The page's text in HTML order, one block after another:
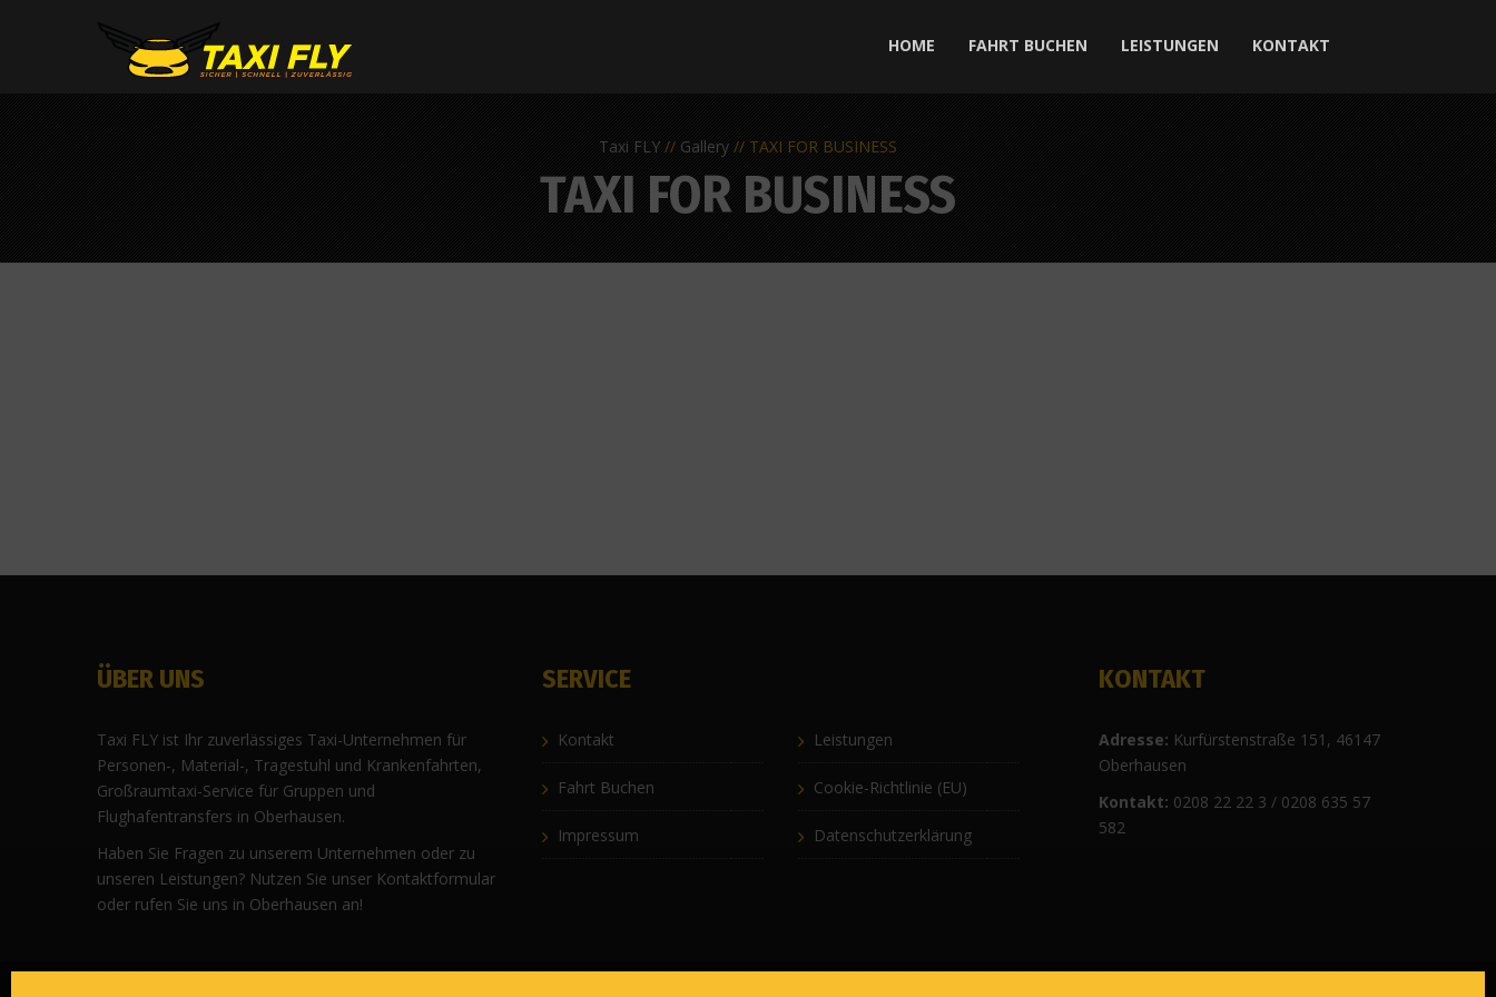
HOME FAHRT BUCHEN LEISTUNGEN KONTAKT
Taxi FLY Gallery TAXI FOR BUSINESS
TAXI FOR BUSINESS
ÜBER UNS
Taxi FLY ist Ihr zuverlässiges Taxi-Unternehmen für
Personen-, Material-, Tragestuhl und Krankenfahrten,
Großraumtaxi-Service für Gruppen und
Flughafentransfers in Oberhausen.
Haben Sie Fragen zu unserem Unternehmen oder zu
unseren Leistungen? Nutzen Sie unser Kontaktformular
oder rufen Sie uns in Oberhausen an!
SERVICE
Kontakt Leistungen
Fahrt Buchen Cookie-Richtlinie (EU)
Impressum Datenschutzerklärung
KONTAKT
Adresse: Kurfürstenstraße 151, 46147
Oberhausen
Kontakt: 0208 22 22 3 / 0208 635 57
582